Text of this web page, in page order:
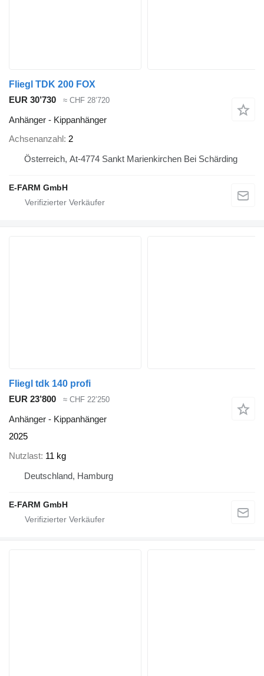
Fliegl TDK 200 FOX
EUR 30’730
≈ CHF 28’720
Anhänger - Kippanhänger
Achsenanzahl 2
Österreich, At-4774 Sankt Marienkirchen Bei Schärding
E-FARM GmbH
Fliegl tdk 140 profi
EUR 23’800
≈ CHF 22’250
Anhänger - Kippanhänger
2025
Nutzlast 11 kg
Deutschland, Hamburg
E-FARM GmbH